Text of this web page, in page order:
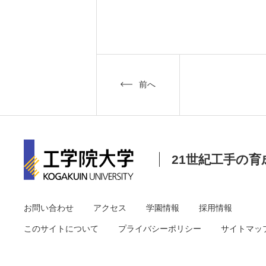
前へ
21世紀工手の育
お問い合わせ アクセス 学園情報 採用情報
このサイトについて プライバシーポリシー サイトマッ